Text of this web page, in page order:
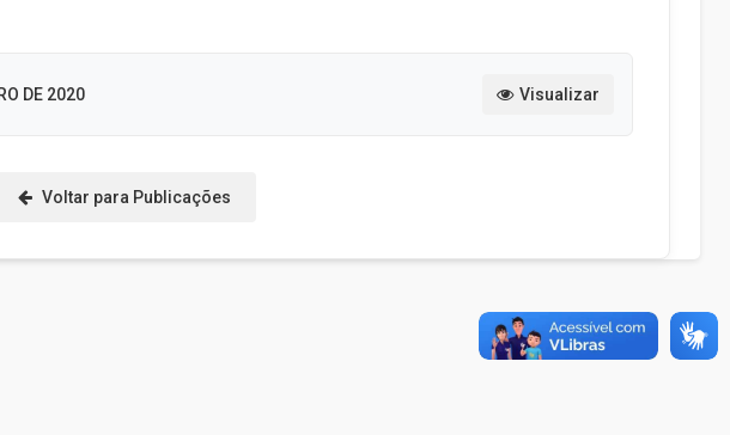
DE 2020 Visualizar
Voltar para Publicações